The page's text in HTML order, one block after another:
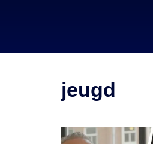
jeugd